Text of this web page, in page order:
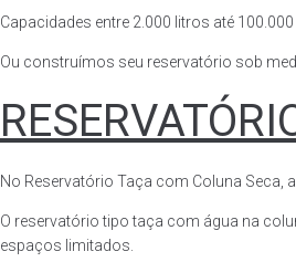
Capacidades entre 2.000 litros até 100.000
Ou construímos seu reservatório sob
No Reservatório Taça com Coluna Seca,
O reservatório tipo taça com água na
espaços limitados.